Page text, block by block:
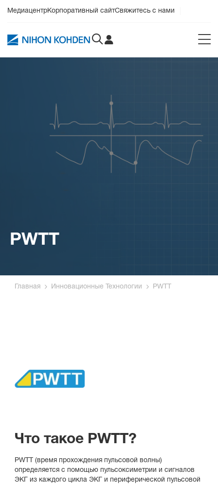
МедиацентрКорпоративный сайтСвяжитесь с нами
PWTT
Главная Инновационные Технологии PWTT
Что такое PWTT?
PWTT (время прохождения пульсовой волны)
определяется с помощью пульсоксиметрии и сигналов
ЭКГ из каждого цикла ЭКГ и периферической пульсовой